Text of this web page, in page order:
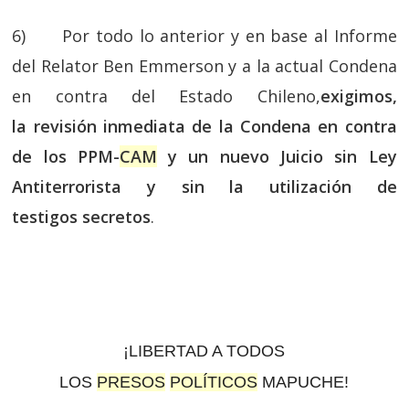
6) Por todo lo anterior y en base al Informe
del Relator Ben Emmerson y a la actual Condena
en contra del Estado Chileno,exigimos,
la revisión inmediata de la Condena en contra
de los PPM-CAM y un nuevo Juicio sin Ley
Antiterrorista y sin la utilización de
testigos secretos.
¡LIBERTAD A TODOS
LOS PRESOS POLÍTICOS MAPUCHE!